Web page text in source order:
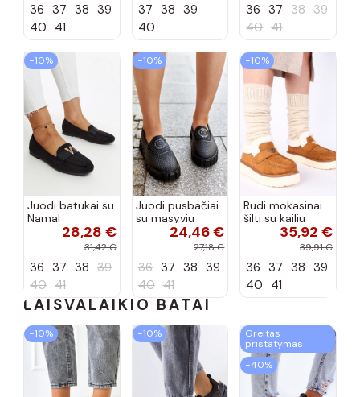
spalvos
36 37 38 39
40 41
37 38 39
40
36 37 38 39
40 41
−10%
Juodi batukai su
Namal
dekoracija28,28 €
31,42 €
36 37 38 39
40 41
−10%
Juodi pusbačiai
su masyviu
padu Teska24,46 €
27,18 €
36 37 38 39
40 41
−10%
Rudi mokasinai
šilti su kailiu
35,92 €
39,91 €
36 37 38 39
40 41
LAISVALAIKIO BATAI
−10% −10%
Greitas
pristatymas
−40%